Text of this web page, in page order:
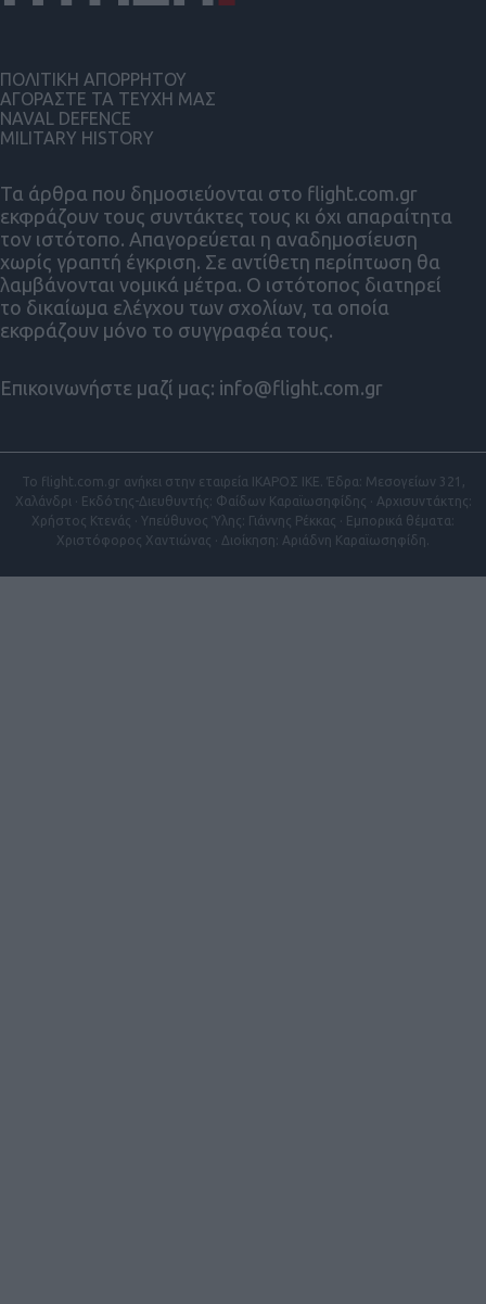
Τα άρθρα που δημοσιεύονται στο flight.com.gr
εκφράζουν τους συντάκτες τους κι όχι απαραίτητα
τον ιστότοπο. Απαγορεύεται η αναδημοσίευση
χωρίς γραπτή έγκριση. Σε αντίθετη περίπτωση θα
λαμβάνονται νομικά μέτρα. Ο ιστότοπος διατηρεί
το δικαίωμα ελέγχου των σχολίων, τα οποία
εκφράζουν μόνο το συγγραφέα τους.
Επικοινωνήστε μαζί μας: info@flight.com.gr
ΠΟΛΙΤΙΚΗ ΑΠΟΡΡΗΤΟΥ
ΑΓΟΡΑΣΤΕ ΤΑ ΤΕΥΧΗ ΜΑΣ
NAVAL DEFENCE
MILITARY HISTORY
Το flight.com.gr ανήκει στην εταιρεία ΙΚΑΡΟΣ ΙΚΕ. Έδρα: Μεσογείων 321,
Χαλάνδρι · Εκδότης-Διευθυντής: Φαίδων Καραϊωσηφίδης · Αρχισυντάκτης:
Χρήστος Κτενάς · Υπεύθυνος Ύλης: Γιάννης Ρέκκας · Εμπορικά θέματα:
Χριστόφορος Χαντιώνας · Διοίκηση: Αριάδνη Καραϊωσηφίδη.